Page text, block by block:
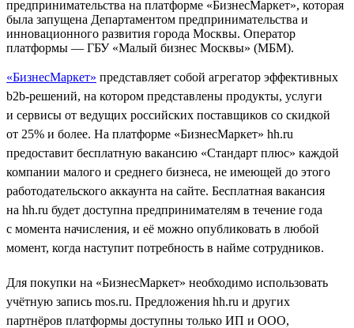
предпринимательства на платформе «БизнесМаркет», которая
была запущена Департаментом предпринимательства и
инновационного развития города Москвы. Оператор
платформы — ГБУ «Малый бизнес Москвы» (МБМ).
«БизнесМаркет» представляет собой агрегатор эффективных
b2b-решений, на котором представлены продукты, услуги
и сервисы от ведущих российских поставщиков со скидкой
от 25% и более. На платформе «БизнесМаркет» hh.ru
предоставит бесплатную вакансию «Стандарт плюс» каждой
компании малого и среднего бизнеса, не имеющей до этого
работодательского аккаунта на сайте. Бесплатная вакансия
на hh.ru будет доступна предпринимателям в течение года
с момента начисления, и её можно опубликовать в любой
момент, когда наступит потребность в найме сотрудников.
Для покупки на «БизнесМаркет» необходимо использовать
учётную запись mos.ru. Предложения hh.ru и других
партнёров платформы доступны только ИП и ООО,